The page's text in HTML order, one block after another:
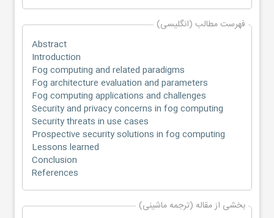
فهرست مطالب (انگلیسی)
Abstract
Introduction
Fog computing and related paradigms
Fog architecture evaluation and parameters
Fog computing applications and challenges
Security and privacy concerns in fog computing
Security threats in use cases
Prospective security solutions in fog computing
Lessons learned
Conclusion
References
بخشی از مقاله (ترجمه ماشینی)